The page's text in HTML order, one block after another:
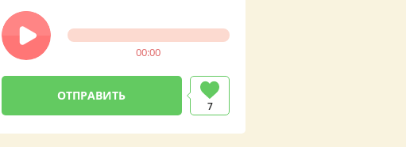
00:00
7